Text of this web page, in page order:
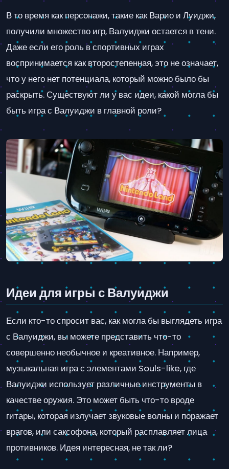
В то время как персонажи, такие как Варио и Луиджи,
получили множество игр, Валуиджи остается в тени.
Даже если его роль в спортивных играх
воспринимается как второстепенная, это не означает,
что у него нет потенциала, который можно было бы
раскрыть. Существуют ли у вас идеи, какой могла бы
быть игра с Валуиджи в главной роли?
Идеи для игры с Валуиджи
Если кто-то спросит вас, как могла бы выглядеть игра
с Валуиджи, вы можете представить что-то
совершенно необычное и креативное. Например,
музыкальная игра с элементами Souls-like, где
Валуиджи использует различные инструменты в
качестве оружия. Это может быть что-то вроде
гитары, которая излучает звуковые волны и поражает
врагов, или саксофона, который расплавляет лица
противников. Идея интересная, не так ли?